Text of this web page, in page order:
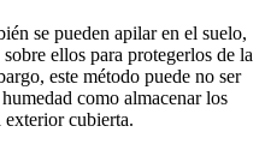
se pueden apilar en el suelo,
ellos para protegerlos de la
este método puede no ser
como almacenar los
exterior cubierta.